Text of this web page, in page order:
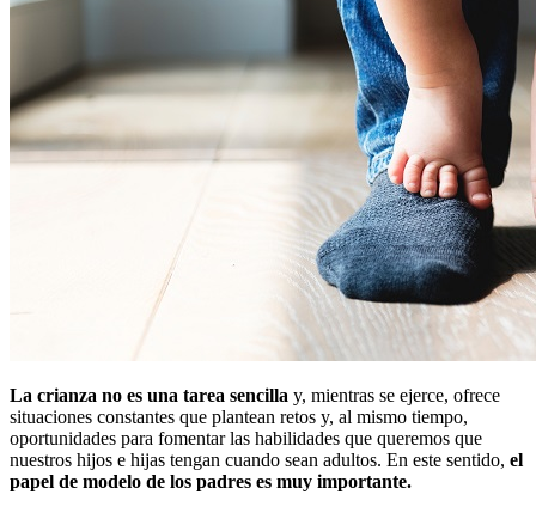
La crianza no es una tarea sencilla y, mientras se ejerce, ofrece
situaciones constantes que plantean retos y, al mismo tiempo,
oportunidades para fomentar las habilidades que queremos que
nuestros hijos e hijas tengan cuando sean adultos. En este sentido, el
papel de modelo de los padres es muy importante.